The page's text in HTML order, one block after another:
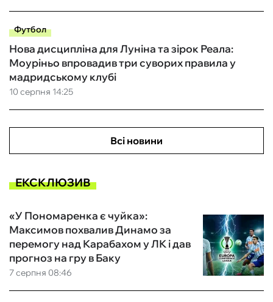
Футбол
10 серпня 14:25
Нова дисципліна для Луніна та зірок Реала:
Моуріньо впровадив три суворих правила у
мадридському клубі
Всі новини
ЕКСКЛЮЗИВ
7 серпня 08:46
«У Пономаренка є чуйка»:
Максимов похвалив Динамо за
перемогу над Карабахом у ЛК і дав
прогноз на гру в Баку